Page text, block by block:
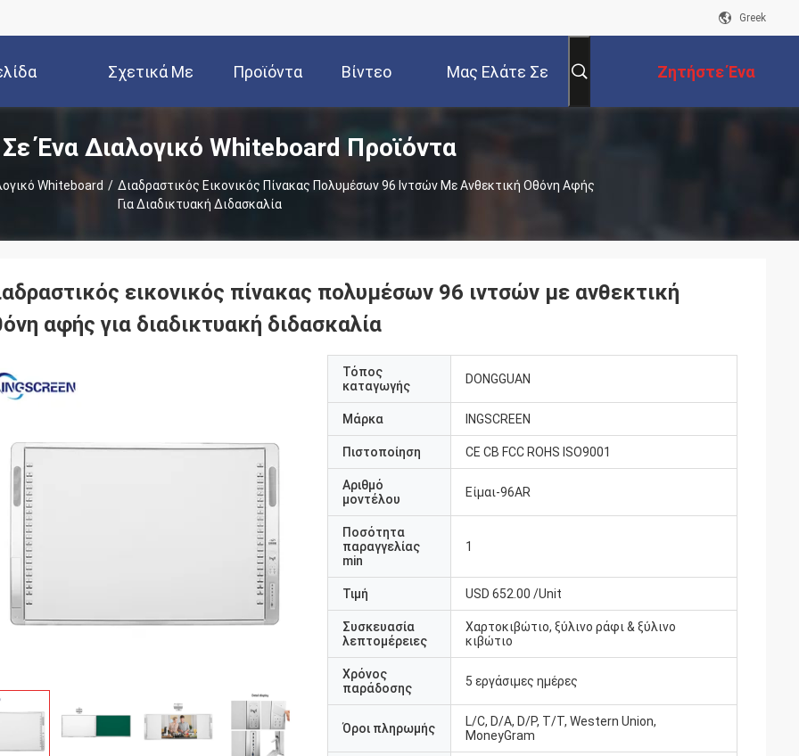
Greek
Σχετικά Με
Εμάς
Προϊόντα Βίντεο Μας Ελάτε Σε Ζητήστε Ένα
Απόσπασμα
Ένα Διαλογικό Whiteboard Προϊόντα
Whiteboard / Διαδραστικός Εικονικός Πίνακας Πολυμέσων 96 Ιντσών Με Ανθεκτική Οθόνη Αφής
Για Διαδικτυακή Διδασκαλία
εικονικός πίνακας πολυμέσων 96 ιντσών με ανθεκτική
αφής για διαδικτυακή διδασκαλία
Τόπος
καταγωγής
DONGGUAN
Μάρκα INGSCREEN
Πιστοποίηση CE CB FCC ROHS ISO9001
Αριθμό
μοντέλου
Είμαι-96AR
Ποσότητα
παραγγελίας
min
1
Τιμή USD 652.00 /Unit
Συσκευασία
λεπτομέρειες
Χαρτοκιβώτιο, ξύλινο ράφι & ξύλινο
κιβώτιο
Χρόνος
παράδοσης
5 εργάσιμες ημέρες
Όροι πληρωμής
L/C, D/A, D/P, T/T, Western Union,
MoneyGram